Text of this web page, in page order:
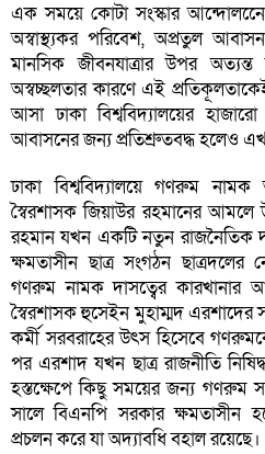
এক সময়ে কোটা সংস্কার
অস্বাস্থ্যকর পরিবেশ, অপ্রতুল
মানসিক জীবনযাত্রার উপর
অস্বচ্ছলতার কারণে এই
আসা ঢাকা বিশ্ববিদ্যালয়ের হাজারো
আবাসনের জন্য প্রতিশ্রুতবদ্ধ হলেও
ঢাকা বিশ্ববিদ্যালয়ে গণরুম
স্বৈরশাসক জিয়াউর রহমানের আমলে
রহমান যখন একটি নতুন রাজনৈতিক
ক্ষমতাসীন ছাত্র সংগঠন ছাত্রদলের
গণরুম নামক দাসত্বের কারখানার
স্বৈরশাসক হুসেইন মুহাম্মদ
কর্মী সরবরাহের উৎস হিসেবে
পর এরশাদ যখন ছাত্র রাজনীতি
হস্তক্ষেপে কিছু সময়ের জন্য গণরুম
সালে বিএনপি সরকার ক্ষমতাসীন
প্রচলন করে যা অদ্যাবধি বহাল রয়েছে।